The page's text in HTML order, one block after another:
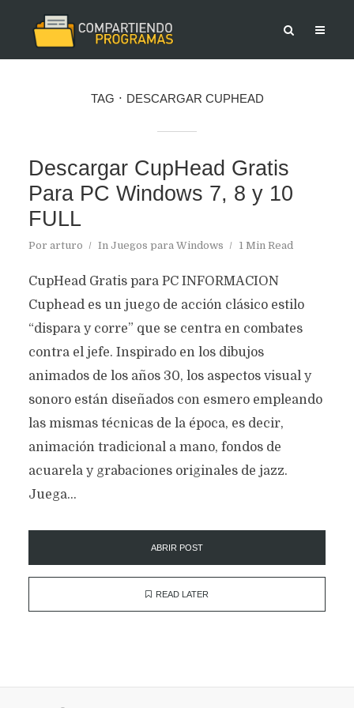
TAG DESCARGAR CUPHEAD
Descargar CupHead Gratis
Para PC Windows 7, 8 y 10
FULL
Por arturo In Juegos para Windows 1 Min Read
CupHead Gratis para PC INFORMACION
Cuphead es un juego de acción clásico estilo
“dispara y corre” que se centra en combates
contra el jefe. Inspirado en los dibujos
animados de los años 30, los aspectos visual y
sonoro están diseñados con esmero empleando
las mismas técnicas de la época, es decir,
animación tradicional a mano, fondos de
acuarela y grabaciones originales de jazz.
Juega...
ABRIR POST
READ LATER